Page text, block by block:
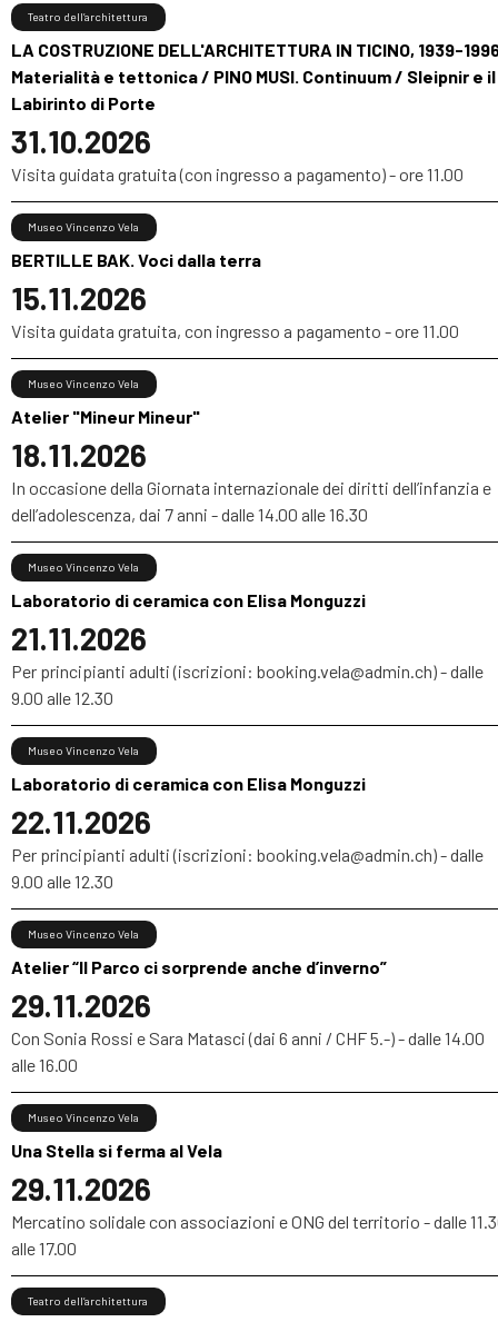
LA COSTRUZIONE DELL'ARCHITETTURA IN TICINO, 1939-
Materialità e tettonica / PINO MUSI. Continuum / Sleipnir e il
Labirinto di Porte
31.10.2026
Teatro dell’architettura
Visita guidata gratuita (con ingresso a pagamento) - ore 11.00
BERTILLE BAK. Voci dalla terra
15.11.2026
Museo Vincenzo Vela
Visita guidata gratuita, con ingresso a pagamento - ore 11.00
Atelier "Mineur Mineur"
18.11.2026
Museo Vincenzo Vela
In occasione della Giornata internazionale dei diritti dell’infanzia e
dell’adolescenza, dai 7 anni - dalle 14.00 alle 16.30
Laboratorio di ceramica con Elisa Monguzzi
21.11.2026
Museo Vincenzo Vela
Per principianti adulti (iscrizioni: booking.vela@admin.ch) - dalle
9.00 alle 12.30
Laboratorio di ceramica con Elisa Monguzzi
22.11.2026
Museo Vincenzo Vela
Per principianti adulti (iscrizioni: booking.vela@admin.ch) - dalle
9.00 alle 12.30
Atelier “Il Parco ci sorprende anche d’inverno”
29.11.2026
Museo Vincenzo Vela
Con Sonia Rossi e Sara Matasci (dai 6 anni / CHF 5.-) - dalle 14.00
alle 16.00
Una Stella si ferma al Vela
29.11.2026
Museo Vincenzo Vela
Mercatino solidale con associazioni e ONG del territorio - dalle
alle 17.00
Teatro dell’architettura